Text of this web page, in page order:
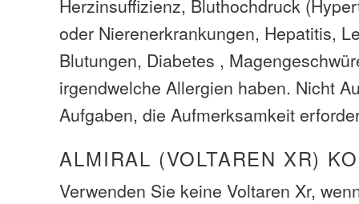
Herzinsuffizienz, Bluthochdruck
oder Nierenerkrankungen, Hepatitis,
Blutungen, Diabetes ,
irgendwelche Allergien haben. Nicht
Aufgaben, die Aufmerksamkeit
ALMIRAL (VOLTAREN XR)
Verwenden Sie keine Voltaren Xr,